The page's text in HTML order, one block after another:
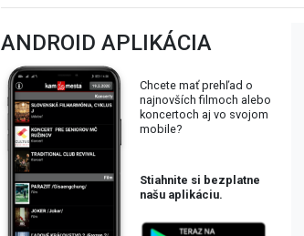
ANDROID APLIKÁCIA
Chcete mať prehľad o
najnovších filmoch alebo
koncertoch aj vo svojom
mobile?
Stiahnite si bezplatne
našu aplikáciu.